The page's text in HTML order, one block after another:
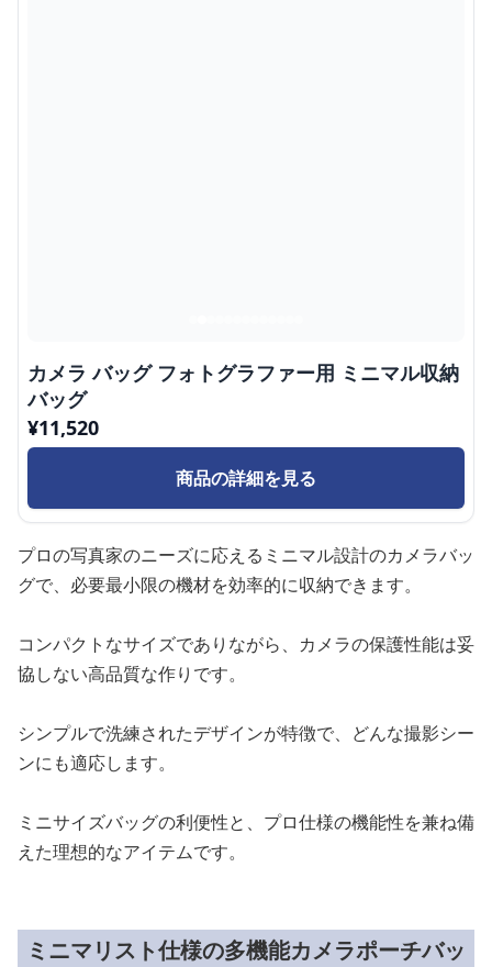
カメラ バッグ フォトグラファー用 ミニマル収納
バッグ
¥11,520
商品の詳細を見る
プロの写真家のニーズに応えるミニマル設計のカメラバッ
グで、必要最小限の機材を効率的に収納できます。
コンパクトなサイズでありながら、カメラの保護性能は妥
協しない高品質な作りです。
シンプルで洗練されたデザインが特徴で、どんな撮影シー
ンにも適応します。
ミニサイズバッグの利便性と、プロ仕様の機能性を兼ね備
えた理想的なアイテムです。
ミニマリスト仕様の多機能カメラポーチバッ